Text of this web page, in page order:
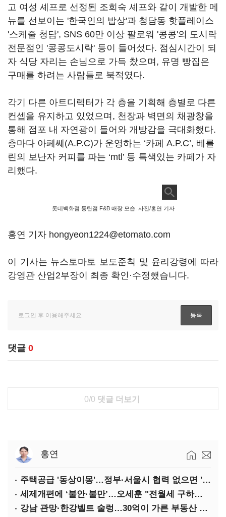
고 여성 셰프로 선정된 조희숙 셰프와 같이 개발한 메
뉴를 선보이는 '한국인의 밥상'과 청담동 핫플레이스
'스케줄 청담', SNS 60만 이상 팔로워 '콩콩'의 도시락
전문점인 '콩콩도시락' 등이 들어섰다. 점심시간이 되
자 식당 자리는 손님으로 가득 찼으며, 유명 빵집은
구매를 하려는 사람들로 북적였다.
각기 다른 아트디렉터가 각 층을 기획해 층별로 다른
컨셉을 유지하고 있었으며, 천장과 벽면의 채광창을
통해 점포 내 자연광이 들어와 개방감을 극대화했다.
층마다 아페쎄(A.P.C)가 운영하는 ‘카페 A.P.C’, 베를
린의 보난자 커피를 파는 ‘mtl’ 등 특색있는 카페가 자
리했다.
롯데백화점 동탄점 F&B 매장 모습. 사진/홍연 기자
홍연 기자 hongyeon1224@etomato.com
이 기사는 뉴스토마토 보도준칙 및 윤리강령에 따라
강영관 산업2부장이 최종 확인·수정했습니다.
댓글 0
0/0 댓글 더보기
홍연
주택공급 '동상이몽'…정부·서울시 협력 없으면 '공수표'
세제개편에 ‘불안·불만’…오세훈 "전월세 구하기 더 힘들어질 것"
강남 관망·한강벨트 술렁…30억이 가른 부동산 민심